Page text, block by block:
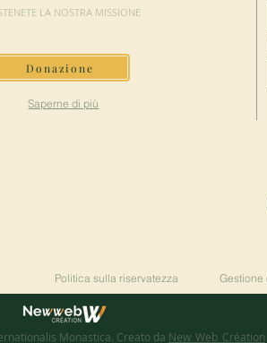
LA NOSTRA MISSIONE
Donazione
Saperne di più
Politica sulla riservatezza Gestione
Monastica. Creato da New_Web_Création